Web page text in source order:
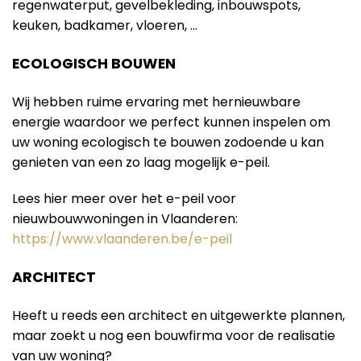
regenwaterput, gevelbekleding, inbouwspots,
keuken, badkamer, vloeren, …
ECOLOGISCH BOUWEN
Wij hebben ruime ervaring met hernieuwbare
energie waardoor we perfect kunnen inspelen om
uw woning ecologisch te bouwen zodoende u kan
genieten van een zo laag mogelijk e-peil.
Lees hier meer over het e-peil voor
nieuwbouwwoningen in Vlaanderen:
https://www.vlaanderen.be/e-peil
ARCHITECT
Heeft u reeds een architect en uitgewerkte plannen,
maar zoekt u nog een bouwfirma voor de realisatie
van uw woning?